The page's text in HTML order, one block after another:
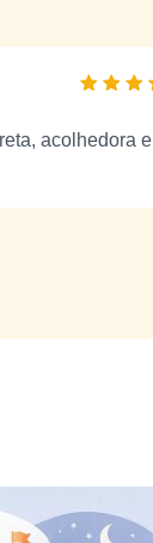
acolhedora e